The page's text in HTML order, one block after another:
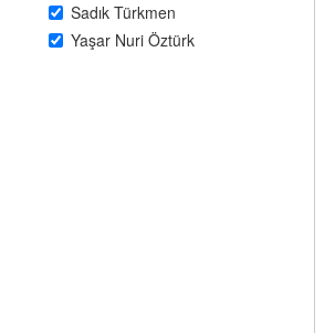
Sadık Türkmen
Yaşar Nuri Öztürk